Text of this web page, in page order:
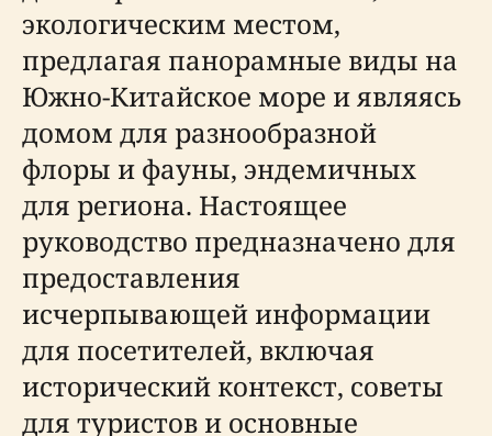
экологическим местом,
предлагая панорамные виды на
Южно-Китайское море и являясь
домом для разнообразной
флоры и фауны, эндемичных
для региона. Настоящее
руководство предназначено для
предоставления
исчерпывающей информации
для посетителей, включая
исторический контекст, советы
для туристов и основные